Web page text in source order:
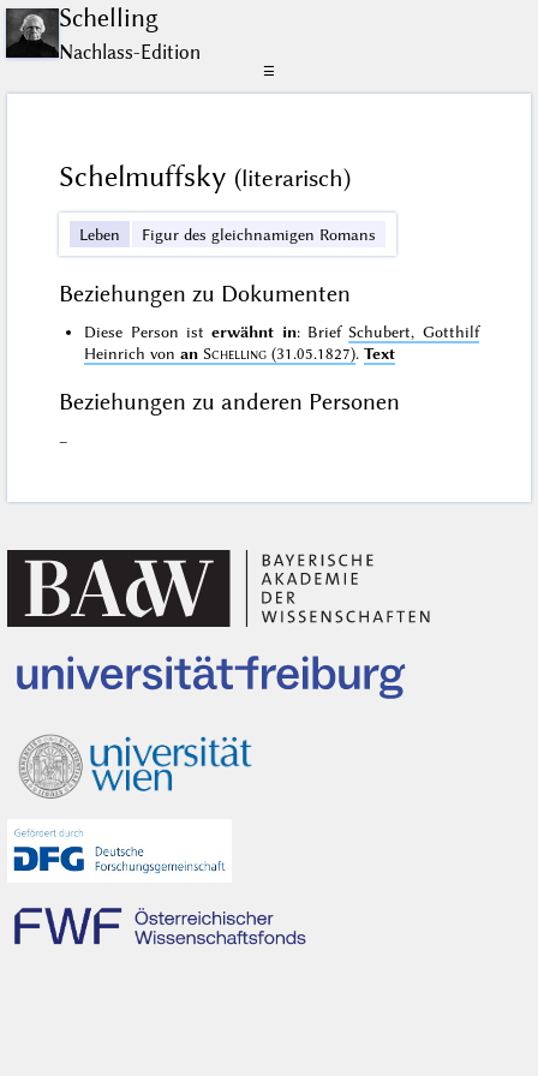
Schelling
Nachlass-Edition
☰
Schelmuffsky (literarisch)
Leben Figur des gleichnamigen Romans
Beziehungen zu Dokumenten
Diese Person isterwähnt in: BriefSchubert, Gotthilf
Heinrich vonan Schelling (31.05.1827).Text
Beziehungen zu anderen Personen
–